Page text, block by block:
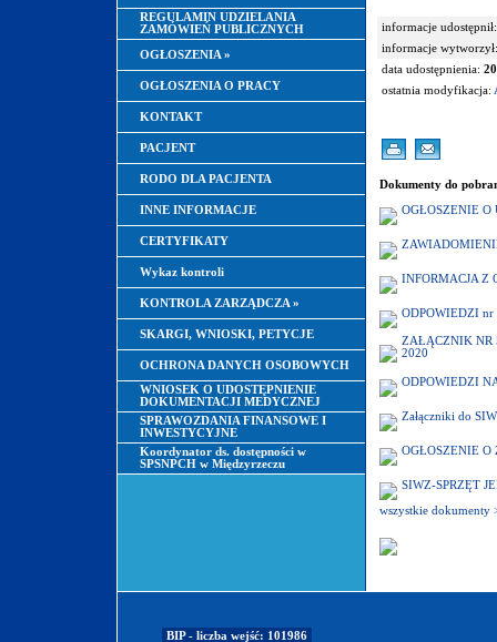
REGULAMIN UDZIELANIA
ZAMÓWIEŃ PUBLICZNYCH
OGŁOSZENIA »
OGŁOSZENIA O PRACY
KONTAKT
PACJENT
RODO DLA PACJENTA
INNE INFORMACJE
CERTYFIKATY
Wykaz kontroli
KONTROLA ZARZĄDCZA »
SKARGI, WNIOSKI, PETYCJE
OCHRONA DANYCH OSOBOWYCH
WNIOSEK O UDOSTĘPNIENIE
DOKUMENTACJI MEDYCZNEJ
SPRAWOZDANIA FINANSOWE I
INWESTYCYJNE
Koordynator ds. dostępności w
SPSNPCH w Międzyrzeczu
informacje udostępnił:
informacje wytworzył:
data udostępnienia:
ostatnia modyfikacja:
Dokumenty do
OGŁOSZENIE
INFORMACJA Z
ODPOWIEDZI nr
ZAŁĄCZNIK NR
2020
ODPOWIEDZI
Załączniki do
OGŁOSZENIE O
SIWZ-SPRZĘT
wszystkie dokumenty
BIP - liczba wejść: 101986